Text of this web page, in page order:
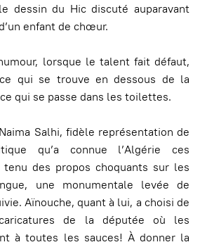
dessin du Hic discuté auparavant
enfant de chœur.
lorsque le talent fait défaut,
qui se trouve en dessous de la
qui se passe dans les toilettes.
Salhi, fidèle représentation de
qu’a connue l’Algérie ces
tenu des propos choquants sur les
une monumentale levée de
Aïnouche, quant à lui, a choisi de
de la députée où les
à toutes les sauces! À donner la